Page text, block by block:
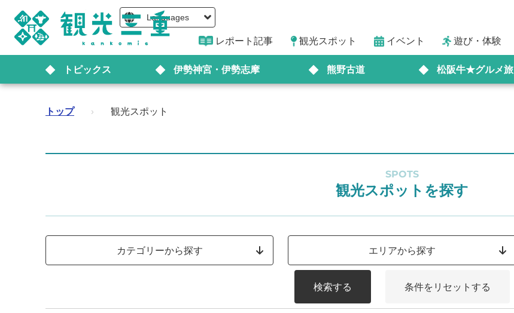
Languages
レポート記事 観光スポット イベント 遊び・体験
トピックス 伊勢神宮・伊勢志摩 熊野古道 松阪牛★グルメ旅
トップ › 観光スポット
SPOTS
観光スポットを探す
カテゴリーから探す エリアから探す
検索する 条件をリセットする